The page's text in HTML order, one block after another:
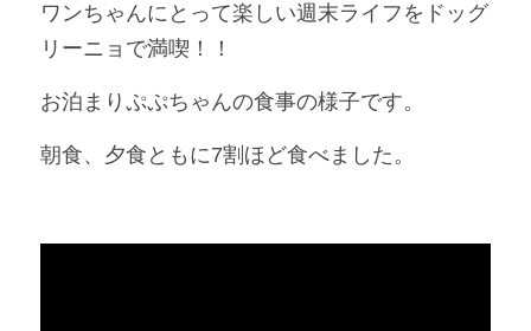
ワンちゃんにとって楽しい週末ライフをドッグ
リーニョで満喫！！
お泊まりぷぷちゃんの食事の様子です。
朝食、夕食ともに7割ほど食べました。